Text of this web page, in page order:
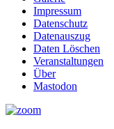
Impressum
Datenschutz
Datenauszug
Daten Löschen
Veranstaltungen
Über
Mastodon